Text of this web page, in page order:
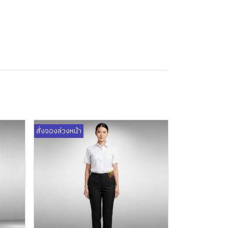
สั่งจองล่วงหน้า